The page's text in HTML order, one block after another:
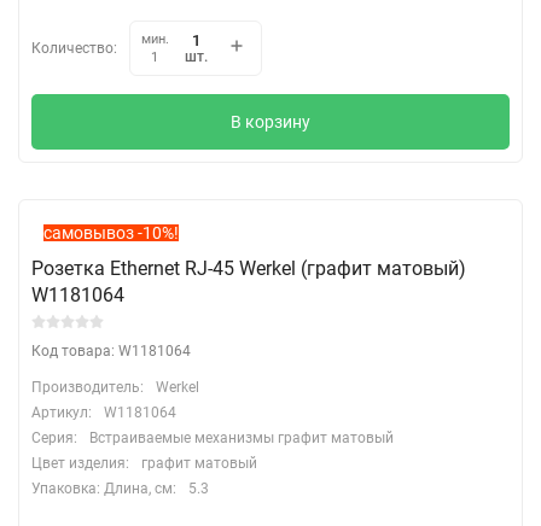
Количество:
мин.
1
шт.
В корзину
самовывоз -10%!
Розетка Ethernet RJ-45 Werkel (графит матовый)
W1181064
Код товара: W1181064
Производитель:
Werkel
Артикул:
W1181064
Серия:
Встраиваемые механизмы графит матовый
Цвет изделия:
графит матовый
Упаковка: Длина, cм:
5.3